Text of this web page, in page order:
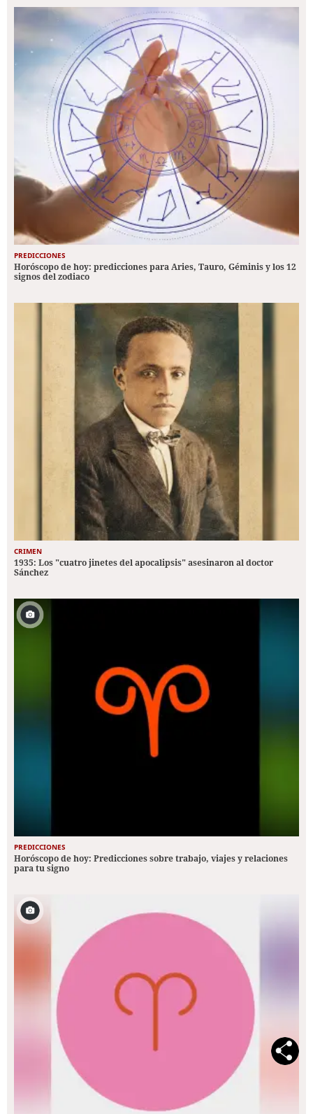
PREDICCIONES
Horóscopo de hoy: predicciones para Aries, Tauro, Géminis y los 12
signos del zodiaco
CRIMEN
1935: Los "cuatro jinetes del apocalipsis" asesinaron al doctor
Sánchez
PREDICCIONES
Horóscopo de hoy: Predicciones sobre trabajo, viajes y relaciones
para tu signo